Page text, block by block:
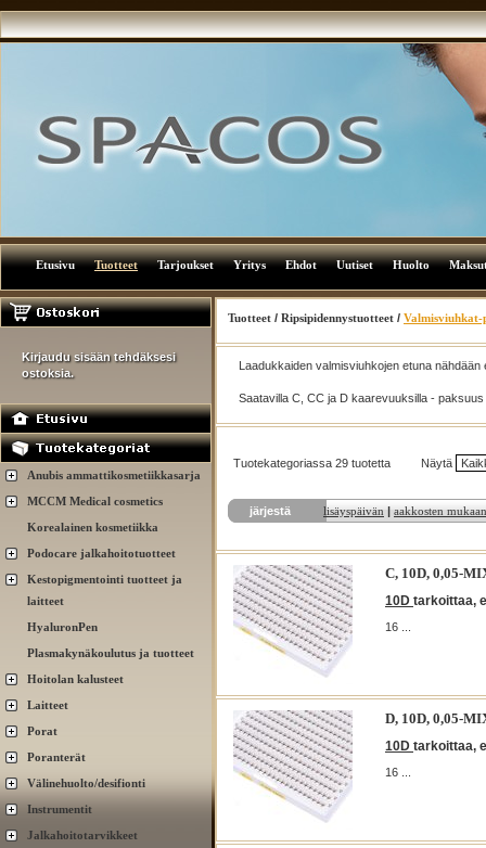
Etusivu Tuotteet Tarjoukset Yritys Ehdot Uutiset Huolto
Kirjaudu sisään tehdäksesi
ostoksia.
Anubis ammattikosmetiikkasarja
MCCM Medical cosmetics
Korealainen kosmetiikka
Podocare jalkahoitotuotteet
Kestopigmentointi tuotteet ja
laitteet
HyaluronPen
Plasmakynäkoulutus ja tuotteet
Hoitolan kalusteet
Laitteet
Porat
Poranterät
Välinehuolto/desifionti
Instrumentit
Jalkahoitotarvikkeet
Tuotteet / Ripsipidennystuotteet / Valmisviuhkat-
Laadukkaiden valmisviuhkojen etuna
Saatavilla C, CC ja D kaarevuuksilla -
Tuotekategoriassa 29 tuotetta Näytä
järjestä lisäyspäivän | aakkosten mukaan
C, 10D, 0,05-
10D tarkoittaa,
16 ...
D, 10D, 0,05-
10D tarkoittaa,
16 ...